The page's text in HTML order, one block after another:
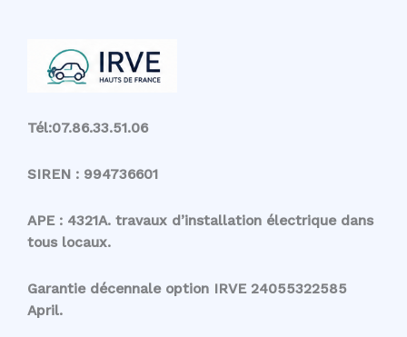
Pas-
Calais
Tél:07.86.33.51.06
SIREN : 994736601
APE : 4321A. travaux d’installation électrique dans
tous locaux.
Garantie décennale option IRVE 24055322585
April.